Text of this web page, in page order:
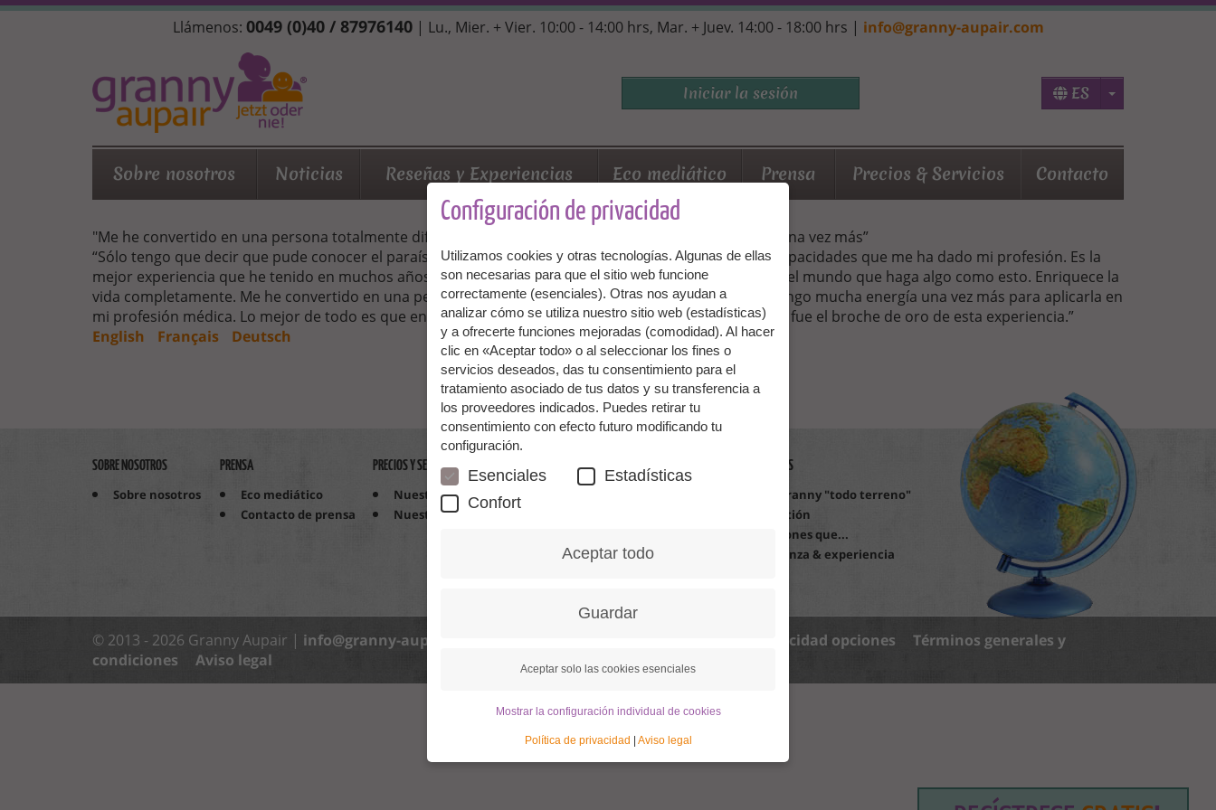
Pasar
Llámenos: 0049 (0)40 / 87976140| Lu., Mier. + Vier. 10:00 - 14:00 hrs, Mar. + Juev. 14:00 - 18:00 hrs | info@granny-aupair.com
Iniciar la sesión ES Toggle
Sobre nosotros Noticias Reseñas y Experiencias Eco mediático Prensa Precios & Servicios Contacto
"Me he convertido en una persona totalmente diferente, regresé a la pintura y tengo mucha energía una vez más”
“Sólo tengo que decir que pude conocer el paraíso. Todo fue perfecto y pude sacar provecho de las capacidades que me ha dado mi profesión. Es la
mejor experiencia que he tenido en muchos años. Lo único que puedo hacer es recomendarle a todo el mundo que haga algo como esto. Enriquece la
vida completamente. Me he convertido en una persona totalmente diferente, regresé a la pintura y tengo mucha energía una vez más para aplicarla en
mi profesión médica. Lo mejor de todo es que encontré al amor de mi vida en Ciudad del Cabo, lo que fue el broche de oro de esta experiencia.”
English
Français Deutsch
SOBRE NOSOTROS
Sobre nosotros
PRENSA
Eco mediático
Contacto de prensa
PRECIOS Y SERVICIOS
Nuestras cuotas
Nuestros servicios
PARA GRANNIES
El taller
PARA FAMILIAS
Una Granny "todo terreno"
La gestión
10 razones que...
Confianza & experiencia
© 2013 - 2026 Granny Aupair | info@granny-aupair.com Política de privacidad opciones
Términos generales y
condiciones
Aviso legal
Configuración de privacidad
Utilizamos cookies y otras tecnologías. Algunas de ellas
son necesarias para que el sitio web funcione
correctamente (esenciales). Otras nos ayudan a
analizar cómo se utiliza nuestro sitio web (estadísticas)
y a ofrecerte funciones mejoradas (comodidad). Al hacer
clic en «Aceptar todo» o al seleccionar los fines o
servicios deseados, das tu consentimiento para el
tratamiento asociado de tus datos y su transferencia a
los proveedores indicados. Puedes retirar tu
consentimiento con efecto futuro modificando tu
configuración.
Esenciales
Estadísticas
Confort
Aceptar todo
Guardar
Aceptar solo las cookies esenciales
Mostrar la configuración individual de cookies
Política de privacidad | Aviso legal